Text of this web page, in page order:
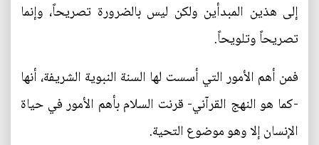
إلى هذين المبدأين ولكن ليس بالضرورة تصريحاً، وإنما
تصريحاً وتلويحاً.
فمن أهم الأمور التي أسست لها السنة النبوية الشريفة، أنها
-كما هو النهج القرآني- قرنت السلام بأهم الأمور في حياة
الإنسان إلا وهو موضوع التحية.